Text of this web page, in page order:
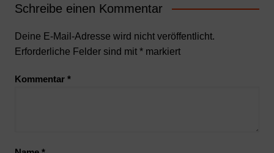
Schreibe einen Kommentar
Deine E-Mail-Adresse wird nicht veröffentlicht.
Erforderliche Felder sind mit *markiert
Kommentar *